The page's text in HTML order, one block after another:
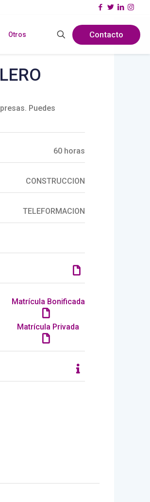
Otros Contacto
Puedes
60 horas
CONSTRUCCION
TELEFORMACION
Matrícula Bonificada
Matrícula Privada